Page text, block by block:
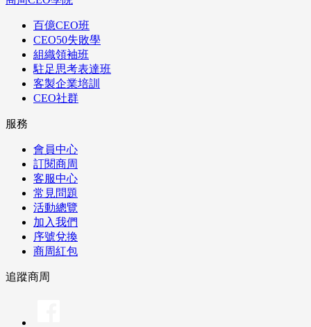
百億CEO班
CEO50失敗學
組織領袖班
駐足思考表達班
客製企業培訓
CEO社群
服務
會員中心
訂閱商周
客服中心
常見問題
活動總覽
加入我們
序號兌換
商周紅包
追蹤商周